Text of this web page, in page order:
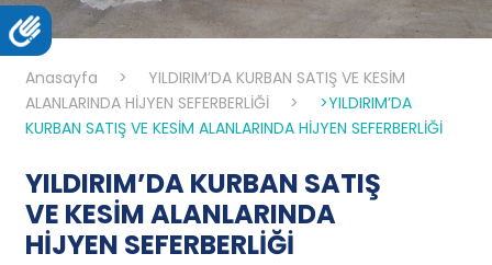
Anasayfa >
YILDIRIM’DA KURBAN SATIŞ VE KESİM
ALANLARINDA HİJYEN SEFERBERLİĞİ
>
>YILDIRIM’DA
KURBAN SATIŞ VE KESİM ALANLARINDA HİJYEN SEFERBERLİĞİ
YILDIRIM’DA KURBAN SATIŞ
VE KESİM ALANLARINDA
HİJYEN SEFERBERLİĞİ